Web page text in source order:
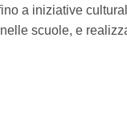
a iniziative
scuole, e